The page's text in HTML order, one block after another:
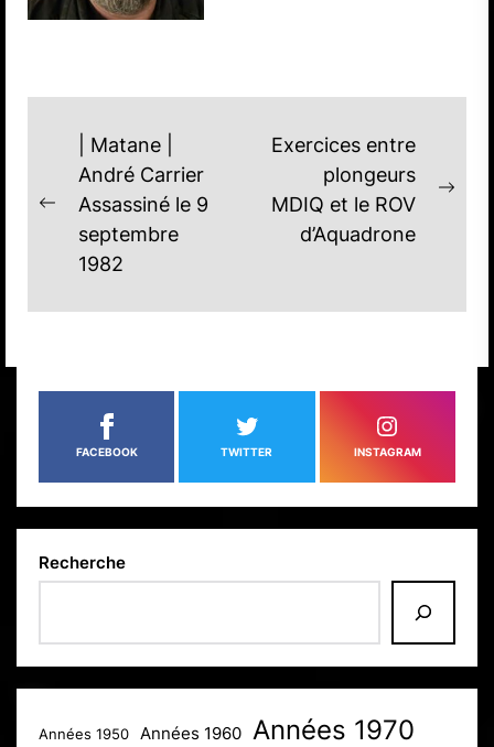
NAVIGATION
L'ARTICLE
Previous
post:
| Matane |
André Carrier
Assassiné le 9
septembre
1982
Exercices entre
plongeurs
MDIQ et le ROV
d’Aquadrone
FACEBOOK TWITTER INSTAGRAM
Recherche
Années 1950 Années 1960 Années 1970